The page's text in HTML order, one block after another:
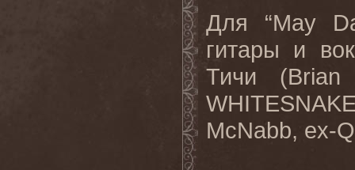
Для “May
гитары и
Тичи (Brian
McNabb, ex-